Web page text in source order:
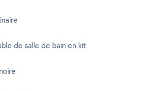
de salle de bain en kit